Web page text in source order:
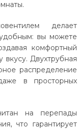
делает
вы можете
комфортный
Двухтрубная
распределение
в просторных
на перепады
что гарантирует